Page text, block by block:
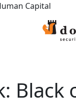
Capital
Black